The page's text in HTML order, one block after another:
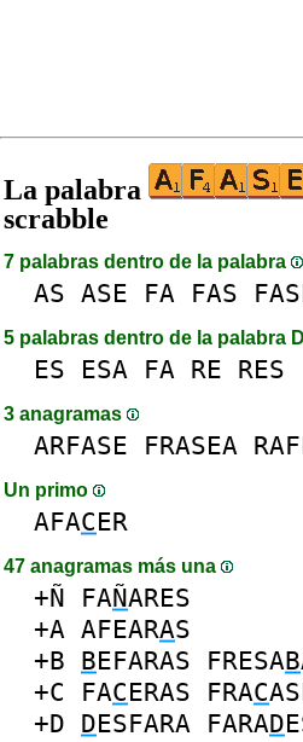
La palabra
scrabble
7 palabras dentro de la palabra
AS ASE FA FAS
5 palabras dentro de la palabra
ES ESA FA RE RES
3 anagramas
ARFASE FRASEA
Un primo
AFACER
47 anagramas más una
+Ñ FAÑARES
+A AFEARAS
+B BEFARAS FRESAB
+C FACERAS FRAC
+D DESFARA FARAD